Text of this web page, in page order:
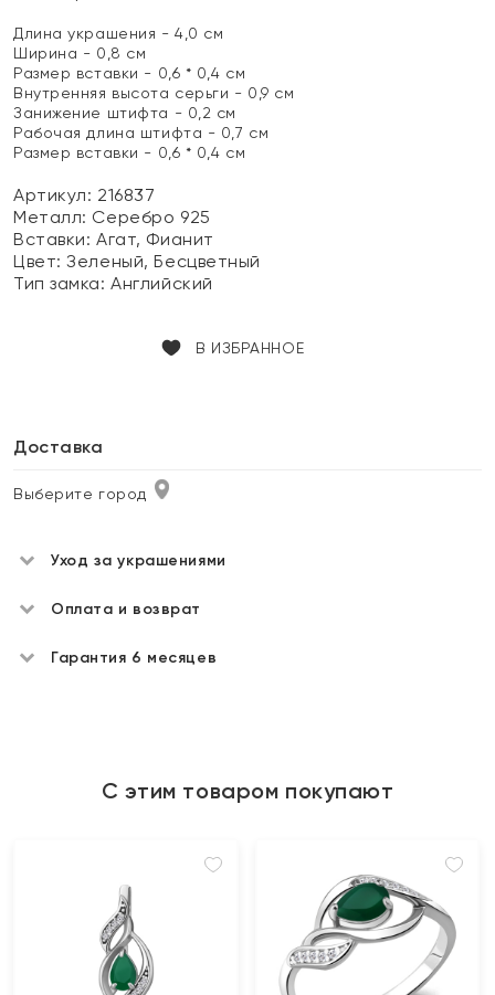
Длина украшения - 4,0 см
Ширина - 0,8 см
Размер вставки - 0,6 * 0,4 см
Внутренняя высота серьги - 0,9 см
Занижение штифта - 0,2 см
Рабочая длина штифта - 0,7 см
Размер вставки - 0,6 * 0,4 см
Артикул: 216837
Металл: Серебро 925
Вставки:Агат, Фианит
Цвет:Зеленый, Бесцветный
Тип замка:Английский
В ИЗБРАННОЕ
Доставка
Выберите город
Уход за украшениями
Оплата и возврат
Гарантия 6 месяцев
С этим товаром покупают